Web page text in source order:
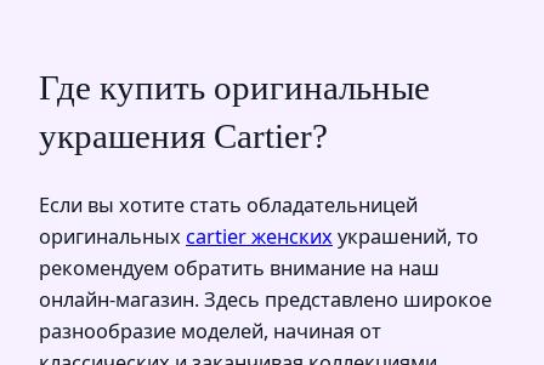
Где купить оригинальные
украшения Cartier?
Если вы хотите стать обладательницей
оригинальных cartier женских украшений, то
рекомендуем обратить внимание на наш
онлайн-магазин. Здесь представлено широкое
разнообразие моделей, начиная от